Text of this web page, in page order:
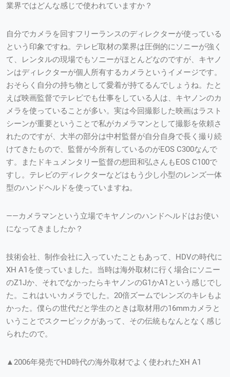
業界ではどんな感じで使われていますか？
自分でカメラを回すフリーランスのディレクターが使っている
という印象ですね。テレビ取材の業界は圧倒的にソニーが強く
て、レンタルの現場でもソニーがほとんどなのですが、キヤノ
ンはディレクターが個人所有するカメラというイメージです。
おそらく自分の持ち物として愛着が持てるんでしょうね。たと
えば映画監督でテレビでも仕事をしている人は、キヤノンのカ
メラを使っていることが多い。実は今回撮影した映画はラスト
シーンが重要ということで私がカメラマンとして撮影を依頼さ
れたのですが、大半の部分は中村監督が自分自身で長く撮り続
けてきたもので、監督が今所有しているのがEOS C300なんで
す。またドキュメンタリー監督の想田和弘さんもEOS C100で
すし。テレビのディレクターなどはもう少し小型のレンズ一体
型のハンドヘルドを使っていますね。
——カメラマンという立場でキヤノンのハンドヘルドはお使い
になってきましたか？
技術会社、制作会社に入っていたこともあって、HDVの時代に
XH A1を使っていました。当時は海外取材に行く場合にソニー
のZ1Jか、それでなかったらキヤノンのG1かA1という感じでし
た。これはいいカメラでした。20倍ズームでレンズのキレもよ
かった。僕らの世代だと学生のときは取材用の16mmカメラと
いうことでスクーピックがあって、その伝統もなんとなく感じ
られたので。
▲2006年発売でHD時代の海外取材でよく使われたXH A1